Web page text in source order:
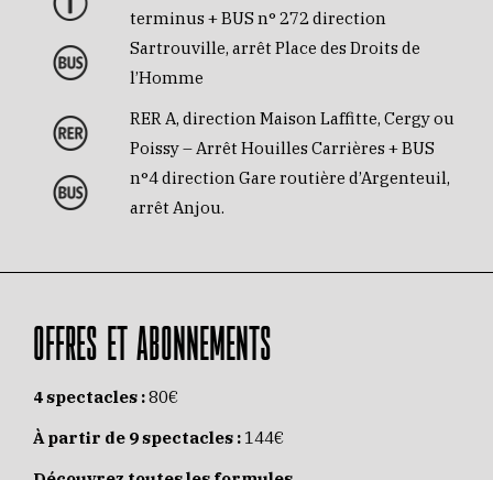
terminus + BUS n° 272 direction
Sartrouville, arrêt Place des Droits de
l’Homme
RER A, direction Maison Laffitte, Cergy ou
Poissy – Arrêt Houilles Carrières + BUS
n°4 direction Gare routière d’Argenteuil,
arrêt Anjou.
OFFRES ET ABONNEMENTS
4 spectacles :80€
À partir de 9 spectacles : 144€